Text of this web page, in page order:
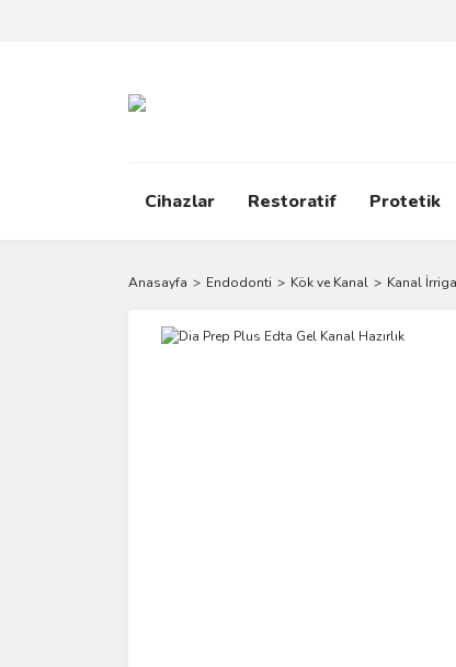
Cihazlar Restoratif Protetik
Anasayfa Endodonti Kök ve Kanal Kanal